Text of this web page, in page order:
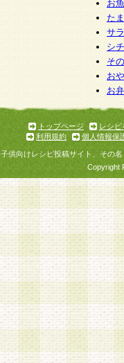
お
た
サ
シ
そ
お
お
トップページ
レシピ
利用規約
個人情報保
子供向けレシピ投稿サイト、その
Copyright